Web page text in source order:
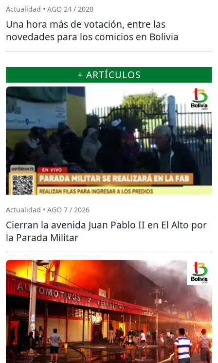
Actualidad • AGO 24 / 2020
Una hora más de votación, entre las
novedades para los comicios en Bolivia
+ ARTÍCULOS
Actualidad • AGO 7 / 2026
Cierran la avenida Juan Pablo II en El Alto por
la Parada Militar